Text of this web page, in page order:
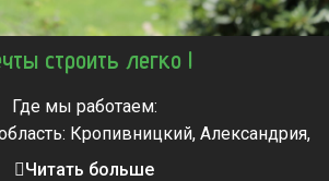
строить легко !
Где мы работаем:
Кропивницкий, Александрия,
Новоархангельск, Светловодск
Читать больше